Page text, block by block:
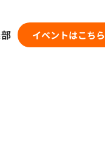
イベントはこちら